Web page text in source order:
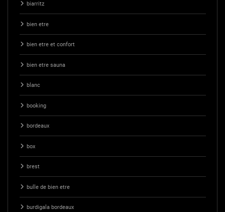
biarritz
bien etre
bien etre et confort
bien etre sauna
blanc
booking
bordeaux
box
brest
bulle de bien etre
burdigala bordeaux